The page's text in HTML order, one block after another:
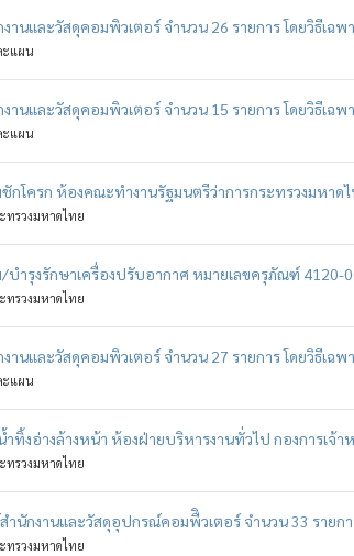
านและวัสดุคอมพิวเตอร์ จำนวน 26 รายการ โดยวิธีเฉพา
แผน
านและวัสดุคอมพิวเตอร์ จำนวน 15 รายการ โดยวิธีเฉพา
แผน
กโครก ห้องคณะทำงานรัฐมนตรีว่าการกระทรวงมหาดไ
ทรวงมหาดไทย
บำรุงรักษาเครื่องปรับอากาศ หมายเลขครุภัณฑ์ 4120-
ทรวงมหาดไทย
านและวัสดุคอมพิวเตอร์ จำนวน 27 รายการ โดยวิธีเฉพา
แผน
ทิ้งอ่างล้างหน้า ห้องฝ่ายบริหารงานทั่วไป กองการเจ้า
ทรวงมหาดไทย
นักงานและวัสดุอุปกรณ์คอมพืิวเตอร์ จำนวน 33 รายก
ทรวงมหาดไทย